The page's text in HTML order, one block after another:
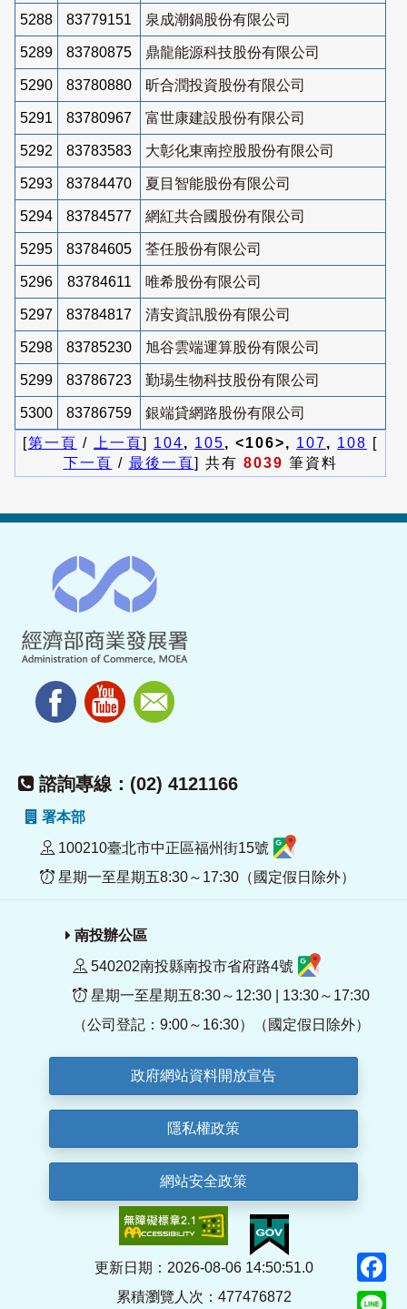
5288 83779151 泉成潮鍋股份有限公司
5289 83780875 鼎龍能源科技股份有限公司
5290 83780880 昕合潤投資股份有限公司
5291 83780967 富世康建設股份有限公司
5292 83783583 大彰化東南控股股份有限公司
5293 83784470 夏目智能股份有限公司
5294 83784577 網紅共合國股份有限公司
5295 83784605 荃任股份有限公司
5296 83784611 唯希股份有限公司
5297 83784817 清安資訊股份有限公司
5298 83785230 旭谷雲端運算股份有限公司
5299 83786723 勤瑒生物科技股份有限公司
5300 83786759
銀端貸網路股份有限公司
[第一頁 / 上一頁] 104, 105, <106>, 107, 108 [
下一頁 / 最後一頁] 共有 8039 筆資料
諮詢專線：(02) 4121166
署本部
100210臺北市中正區福州街15號
星期一至星期五8:30～17:30（國定假日除外）
南投辦公區
540202南投縣南投市省府路4號
星期一至星期五8:30～12:30 | 13:30～17:30
（公司登記：9:00～16:30）（國定假日除外）
政府網站資料開放宣告
隱私權政策
網站安全政策
更新日期：2026-08-06 14:50:51.0
累積瀏覽人次：477476872